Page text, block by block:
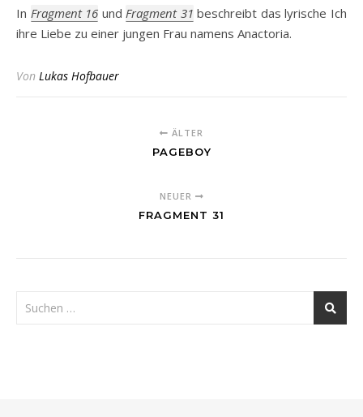
In Fragment 16 undFragment 31 beschreibt das lyrische Ich
ihre Liebe zu einer jungen Frau namens Anactoria.
Von Lukas Hofbauer
ÄLTER
PAGEBOY
NEUER
FRAGMENT 31